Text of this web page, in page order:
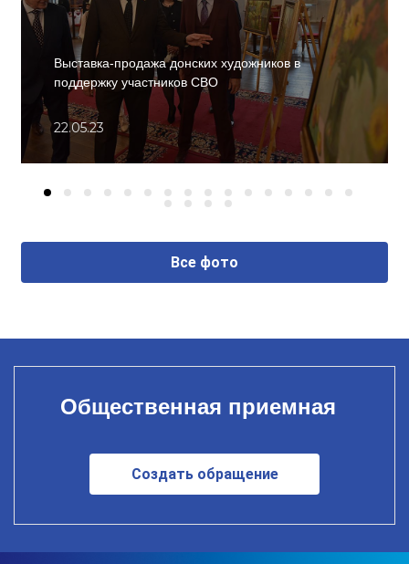
Выставка-продажа донских художников в
поддержку участников СВО
22.05.23
Все фото
Общественная приемная
Создать обращение